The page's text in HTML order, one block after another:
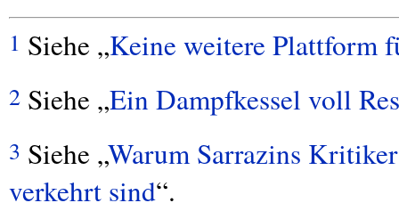
1 Siehe „Keine weitere Plattform
2 Siehe „Ein Dampfkessel voll
3 Siehe „Warum Sarrazins
verkehrt sind“.